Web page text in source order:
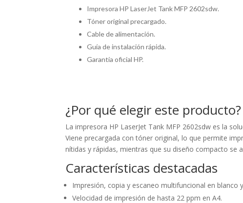
Impresora HP LaserJet Tank MFP 2602sdw.
Tóner original precargado.
Cable de alimentación.
Guía de instalación rápida.
Garantía oficial HP.
¿Por qué elegir este producto?
La impresora HP LaserJet Tank MFP 2602sdw es la
Viene precargada con tóner original, lo que permite
nítidas y rápidas, mientras que su diseño compacto se
Características destacadas
Impresión, copia y escaneo multifuncional en blanco
Velocidad de impresión de hasta 22 ppm en A4.